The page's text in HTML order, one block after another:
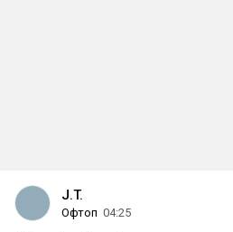
J.T.
Офтоп 04:25